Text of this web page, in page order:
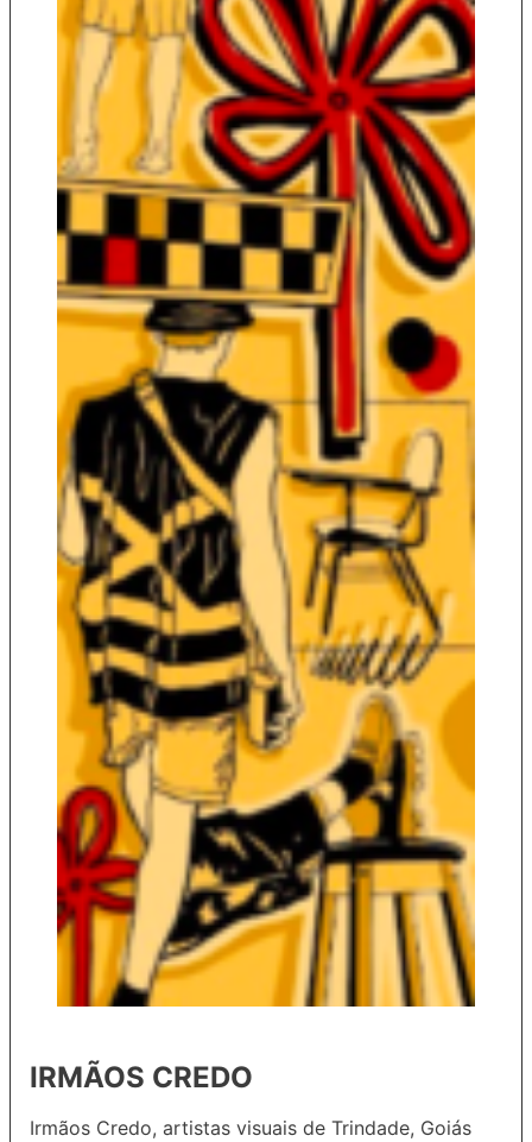
IRMÃOS CREDO
Irmãos Credo, artistas visuais de Trindade, Goiás